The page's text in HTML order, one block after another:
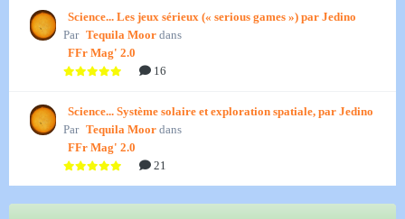
Science... Les jeux sérieux (« serious games ») par Jedino
Par Tequila Moor dans
FFr Mag' 2.0
16
Science... Système solaire et exploration spatiale, par Jedino
Par Tequila Moor dans
FFr Mag' 2.0
21